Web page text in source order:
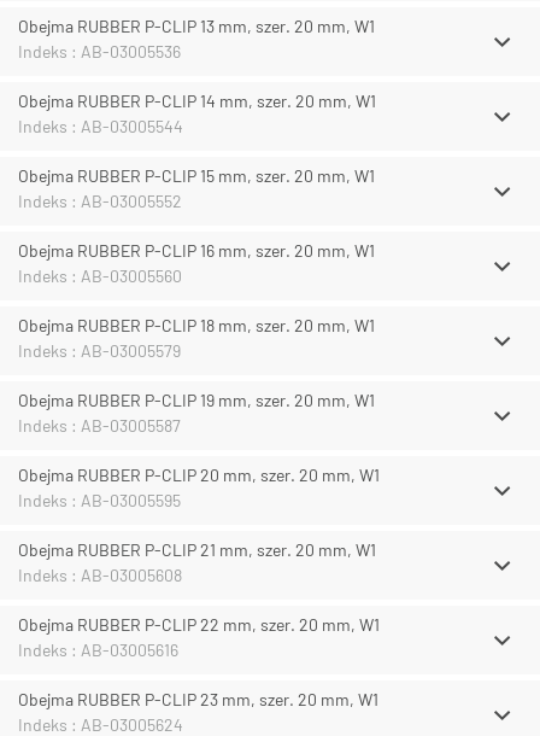
Obejma RUBBER P-CLIP 13 mm, szer. 20 mm, W1
Indeks : AB-03005536
Obejma RUBBER P-CLIP 14 mm, szer. 20 mm, W1
Indeks : AB-03005544
Obejma RUBBER P-CLIP 15 mm, szer. 20 mm, W1
Indeks : AB-03005552
Obejma RUBBER P-CLIP 16 mm, szer. 20 mm, W1
Indeks : AB-03005560
Obejma RUBBER P-CLIP 18 mm, szer. 20 mm, W1
Indeks : AB-03005579
Obejma RUBBER P-CLIP 19 mm, szer. 20 mm, W1
Indeks : AB-03005587
Obejma RUBBER P-CLIP 20 mm, szer. 20 mm, W1
Indeks : AB-03005595
Obejma RUBBER P-CLIP 21 mm, szer. 20 mm, W1
Indeks : AB-03005608
Obejma RUBBER P-CLIP 22 mm, szer. 20 mm, W1
Indeks : AB-03005616
Obejma RUBBER P-CLIP 23 mm, szer. 20 mm, W1
Indeks : AB-03005624